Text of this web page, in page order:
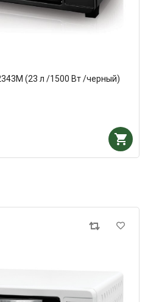
(23 л /1500 Вт /черный)